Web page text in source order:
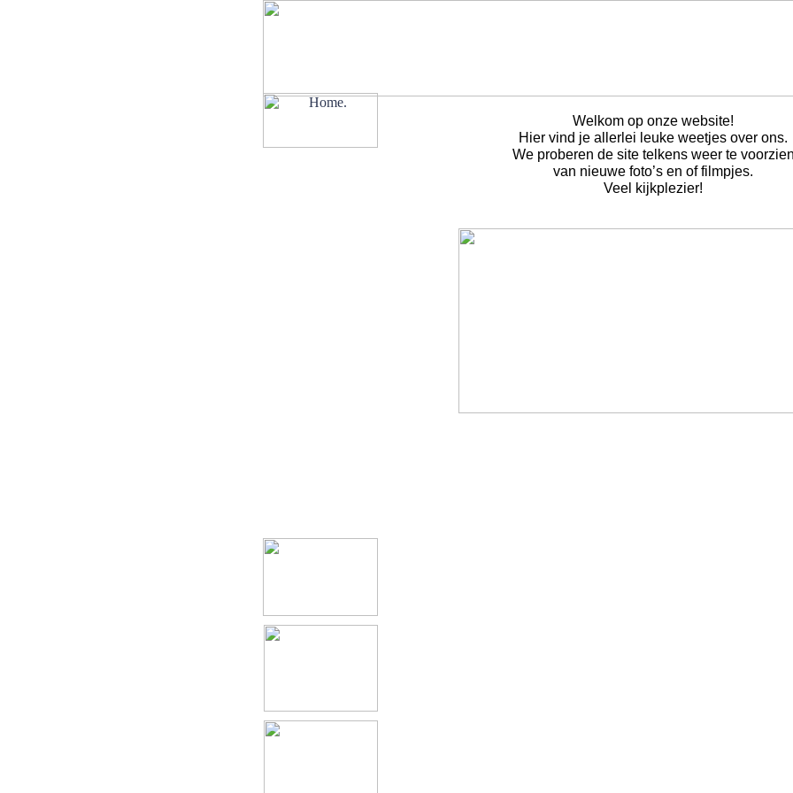
Welkom op onze website!
Hier vind je allerlei leuke weetjes over ons.
We proberen de site telkens weer te
van nieuwe foto’s en of filmpjes.
Veel kijkplezier!